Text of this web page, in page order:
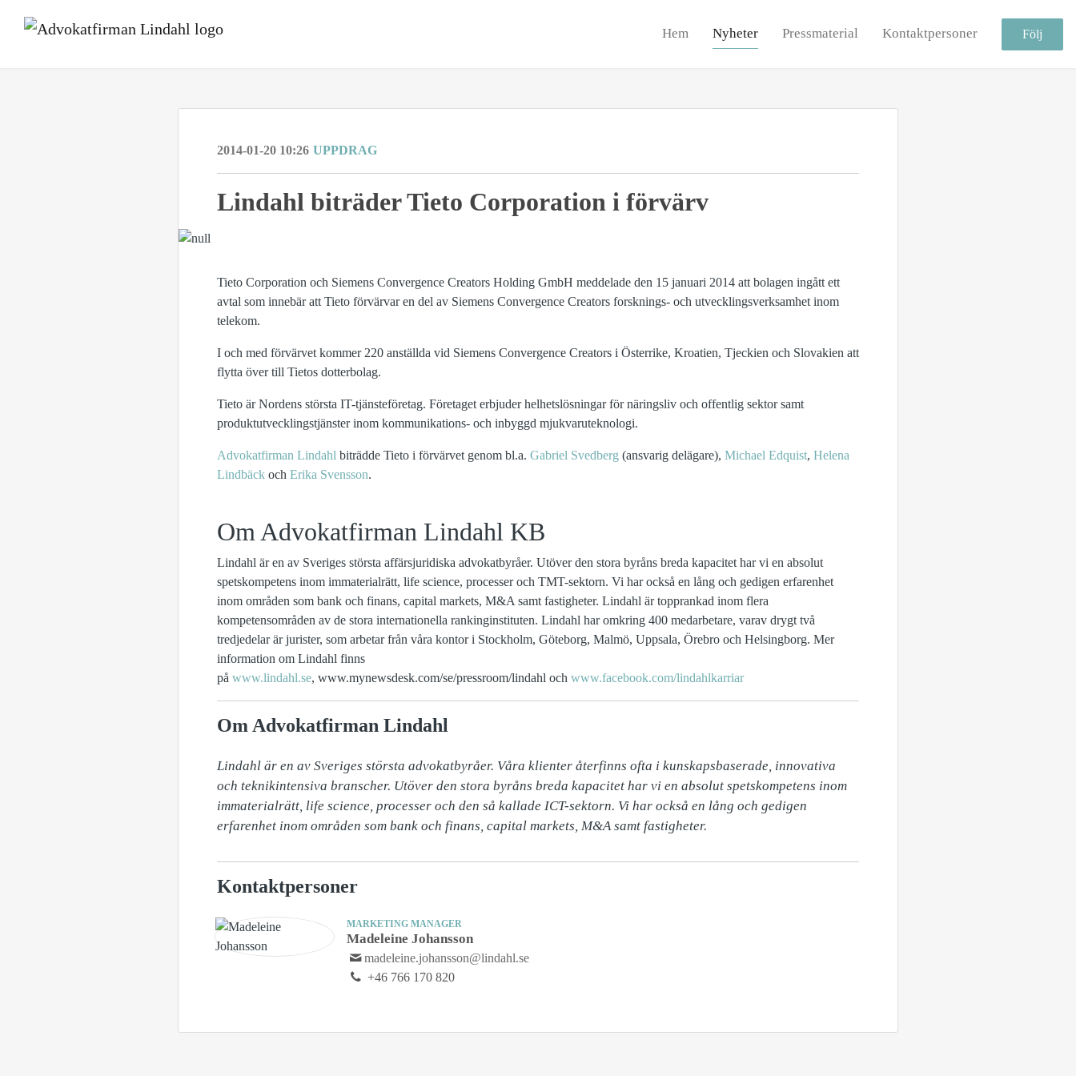
Hem Nyheter Pressmaterial Kontaktpersoner Följ
2014-01-20 10:26 UPPDRAG
Lindahl biträder Tieto Corporation i förvärv
Tieto Corporation och Siemens Convergence Creators Holding GmbH meddelade den 15 januari 2014 att bolagen ingått ett
avtal som innebär att Tieto förvärvar en del av Siemens Convergence Creators forsknings- och utvecklingsverksamhet inom
telekom.
I och med förvärvet kommer 220 anställda vid Siemens Convergence Creators i Österrike, Kroatien, Tjeckien och Slovakien att
flytta över till Tietos dotterbolag.
Tieto är Nordens största IT-tjänsteföretag. Företaget erbjuder helhetslösningar för näringsliv och offentlig sektor samt
produktutvecklingstjänster inom kommunikations- och inbyggd mjukvaruteknologi.
Advokatfirman Lindahl biträdde Tieto i förvärvet genom bl.a. Gabriel Svedberg (ansvarig delägare), Michael Edquist, Helena
Lindbäck och Erika Svensson.
Om Advokatfirman Lindahl KB
Lindahl är en av Sveriges största affärsjuridiska advokatbyråer. Utöver den stora byråns breda kapacitet har vi en absolut
spetskompetens inom immaterialrätt, life science, processer och TMT-sektorn. Vi har också en lång och gedigen erfarenhet
inom områden som bank och finans, capital markets, M&A samt fastigheter. Lindahl är topprankad inom flera
kompetensområden av de stora internationella rankinginstituten. Lindahl har omkring 400 medarbetare, varav drygt två
tredjedelar är jurister, som arbetar från våra kontor i Stockholm, Göteborg, Malmö, Uppsala, Örebro och Helsingborg. Mer
information om Lindahl finns
på www.lindahl.se, www.mynewsdesk.com/se/pressroom/lindahl och www.facebook.com/lindahlkarriar
Om Advokatfirman Lindahl
Lindahl är en av Sveriges största advokatbyråer. Våra klienter återfinns ofta i kunskapsbaserade, innovativa
och teknikintensiva branscher. Utöver den stora byråns breda kapacitet har vi en absolut spetskompetens inom
immaterialrätt, life science, processer och den så kallade ICT-sektorn. Vi har också en lång och gedigen
erfarenhet inom områden som bank och finans, capital markets, M&A samt fastigheter.
Kontaktpersoner
MARKETING MANAGER
Madeleine Johansson
madeleine.johansson@lindahl.se
+46 766 170 820